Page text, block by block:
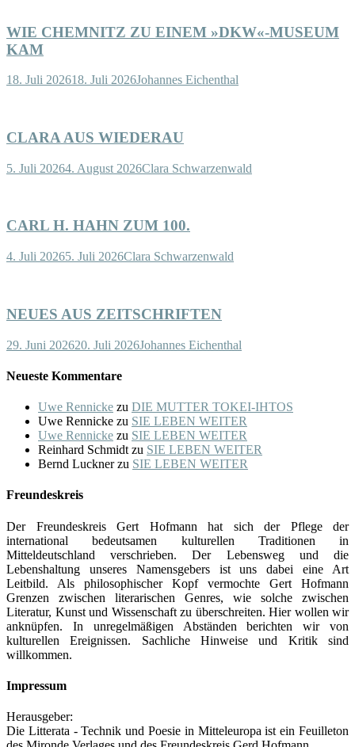
WIE CHEMNITZ ZU EINEM »DKW«-MUSEUM
KAM
18. Juli 202618. Juli 2026Johannes Eichenthal
CLARA AUS WIEDERAU
5. Juli 20264. August 2026Clara Schwarzenwald
CARL H. HAHN ZUM 100.
4. Juli 20265. Juli 2026Clara Schwarzenwald
NEUES AUS ZEITSCHRIFTEN
29. Juni 202620. Juli 2026Johannes Eichenthal
Neueste Kommentare
Uwe Rennicke zu DIE MUTTER TOKEI-IHTOS
Uwe Rennicke zu SIE LEBEN WEITER
Uwe Rennicke zu SIE LEBEN WEITER
Reinhard Schmidt zu SIE LEBEN WEITER
Bernd Lucknerzu SIE LEBEN WEITER
Freundeskreis
Der Freundeskreis Gert Hofmann hat sich der Pflege der
international bedeutsamen kulturellen Traditionen in
Mitteldeutschland verschrieben. Der Lebensweg und die
Lebenshaltung unseres Namensgebers ist uns dabei eine Art
Leitbild. Als philosophischer Kopf vermochte Gert Hofmann
Grenzen zwischen literarischen Genres, wie solche zwischen
Literatur, Kunst und Wissenschaft zu überschreiten. Hier wollen wir
anknüpfen. In unregelmäßigen Abständen berichten wir von
kulturellen Ereignissen. Sachliche Hinweise und Kritik sind
willkommen.
Impressum
Herausgeber:
Die Litterata - Technik und Poesie in Mitteleuropa ist ein Feuilleton